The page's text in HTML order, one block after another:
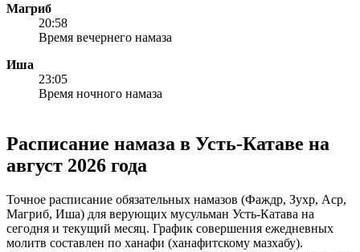
Магриб
20:58
Время вечернего намаза
Иша
23:05
Время ночного намаза
Расписание намаза в Усть-Катаве на
август 2026 года
Точное расписание обязательных намазов (Фаждр, Зухр, Аср,
Магриб, Иша) для верующих мусульман Усть-Катава на
сегодня и текущий месяц. График совершения ежедневных
молитв составлен по ханафи (ханафитскому мазхабу).